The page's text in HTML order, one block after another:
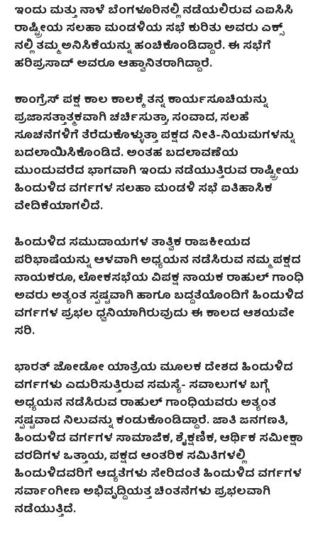
ಇಂದು ಮತ್ತು ನಾಳೆ ಬೆಂಗಳೂರಿನಲ್ಲಿ ನಡೆಯಲಿರುವ ಎಐಸಿಸಿ
ರಾಷ್ಟ್ರೀಯ ಸಲಹಾ ಮಂಡಳಿಯ ಸಭೆ ಕುರಿತು ಅವರು ಎಕ್ಸ್‌
ನಲ್ಲಿ ತಮ್ಮ ಅನಿಸಿಕೆಯನ್ನು ಹಂಚಿಕೊಂಡಿದ್ದಾರೆ. ಈ ಸಭೆಗೆ
ಹರಿಪ್ರಸಾದ್‌ ಅವರೂ ಆಹ್ವಾನಿತರಾಗಿದ್ದಾರೆ.
ಕಾಂಗ್ರೆಸ್ ಪಕ್ಷ ಕಾಲ ಕಾಲಕ್ಕೆ ತನ್ನ ಕಾರ್ಯಸೂಚಿಯನ್ನು
ಪ್ರಜಾಸತ್ತಾತ್ಮಕವಾಗಿ ಚರ್ಚಿಸುತ್ತಾ, ಸಂವಾದ, ಸಲಹೆ
ಸೂಚನೆಗಳಿಗೆ ತೆರೆದುಕೊಳ್ಳುತ್ತಾ ಪಕ್ಷದ ನೀತಿ-ನಿಯಮಗಳನ್ನು
ಬದಲಾಯಿಸಿಕೊಂಡಿದೆ. ಅಂತಹ ಬದಲಾವಣೆಯ
ಮುಂದುವರೆದ ಭಾಗವಾಗಿ ಇಂದು ನಡೆಯುತ್ತಿರುವ ರಾಷ್ಟ್ರೀಯ
ಹಿಂದುಳಿದ ವರ್ಗಗಳ ಸಲಹಾ ಮಂಡಳಿ ಸಭೆ ಐತಿಹಾಸಿಕ
ವೇದಿಕೆಯಾಗಲಿದೆ.
ಹಿಂದುಳಿದ ಸಮುದಾಯಗಳ ತಾತ್ವಿಕ ರಾಜಕೀಯದ
ಪರಿಭಾಷೆಯನ್ನು ಆಳವಾಗಿ ಅಧ್ಯಯನ ನಡೆಸಿರುವ ನಮ್ಮ ಪಕ್ಷದ
ನಾಯಕರೂ, ಲೋಕಸಭೆಯ ವಿಪಕ್ಷ ನಾಯಕ ರಾಹುಲ್‌ ಗಾಂಧಿ
ಅವರು ಅತ್ಯಂತ ಸ್ಪಷ್ಟವಾಗಿ ಹಾಗೂ ಬದ್ದತೆಯೊಂದಿಗೆ ಹಿಂದುಳಿದ
ವರ್ಗಗಳ ಪ್ರಭಲ ಧ್ವನಿಯಾಗಿರುವುದು ಈ ಕಾಲದ ಆಶಯವೇ
ಸರಿ.
ಭಾರತ್ ಜೋಡೋ ಯಾತ್ರೆಯ ಮೂಲಕ ದೇಶದ ಹಿಂದುಳಿದ
ವರ್ಗಗಳು ಎದುರಿಸುತ್ತಿರುವ ಸಮಸ್ಯೆ- ಸವಾಲುಗಳ ಬಗ್ಗೆ
ಅಧ್ಯಯನ ನಡೆಸಿರುವ ರಾಹುಲ್ ಗಾಂಧಿಯವರು ಅತ್ಯಂತ
ಸ್ಪಷ್ಟವಾದ ನಿಲುವನ್ನು ಕಂಡುಕೊಂಡಿದ್ದಾರೆ. ಜಾತಿ ಜನಗಣತಿ,
ಹಿಂದುಳಿದ ವರ್ಗಗಳ ಸಾಮಾಜಿಕ, ಶೈಕ್ಷಣಿಕ, ಆರ್ಥಿಕ ಸಮೀಕ್ಷಾ
ವರದಿಗಳ ಒತ್ತಾಯ, ಪಕ್ಷದ ಆಂತರಿಕ ಸಮಿತಿಗಳಲ್ಲಿ
ಹಿಂದುಳಿದವರಿಗೆ ಆದ್ಯತೆಗಳು ಸೇರಿದಂತೆ ಹಿಂದುಳಿದ ವರ್ಗಗಳ
ಸರ್ವಾಂಗೀಣ ಅಭಿವೃದ್ದಿಯತ್ತ ಚಿಂತನೆಗಳು ಪ್ರಭಲವಾಗಿ
ನಡೆಯುತ್ತಿದೆ.